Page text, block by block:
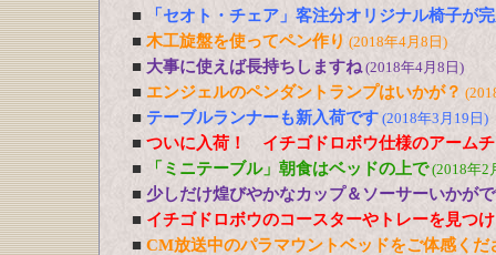
■
「セオト・チェア」客注分オリジナル椅子が
■ 木工旋盤を使ってペン作り (2018年4月8日)
■ 大事に使えば長持ちしますね(2018年4月8日)
■ エンジェルのペンダントランプはいかが？
■ テーブルランナーも新入荷です (2018年3月19日)
■ ついに入荷！ イチゴドロボウ仕様のアーム
■
「ミニテーブル」朝食はベッドの上で(2018年2
■ 少しだけ煌びやかなカップ＆ソーサーいかが
■ イチゴドロボウのコースターやトレーを見つ
■ CM放送中のパラマウントベッドをご体感くだ